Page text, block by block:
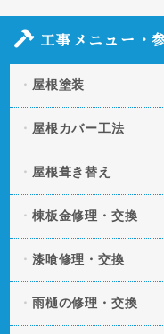
2026.04.06
「スレート
理方法と費用」の記事を追加
2026.03.11
策」の記事を追加しました。
2026.01.20
「屋根の断熱
を追加しました。
「屋根の色
イミング」の記事を追加しま
工事メニュー・
屋根塗装
屋根カバー工法
屋根葺き替え
棟板金修理・交換
漆喰修理・交換
雨樋の修理・交換